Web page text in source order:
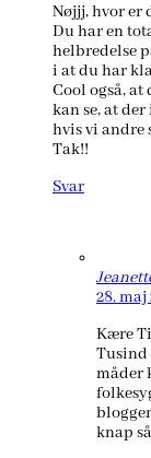
Nøjjj, hvor er
Du har en
helbredelse
i at du har
Cool også,
kan se, at
hvis vi andre
Tak!!
Svar
28. maj
Kære
Tusind
måder
knap